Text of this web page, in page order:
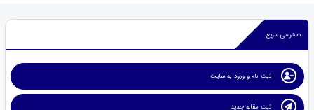
دسترسی سریع
ثبت نام و ورود به سایت
ثبت مقاله جدید